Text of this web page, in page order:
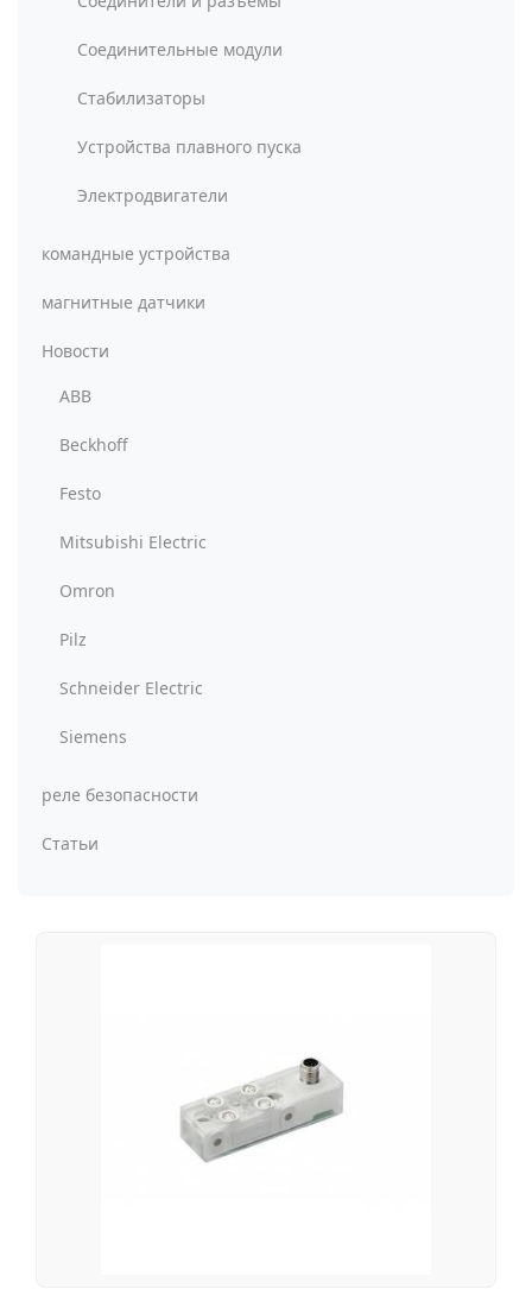
Соединительные модули
Стабилизаторы
Устройства плавного пуска
Электродвигатели
командные устройства
магнитные датчики
Новости
ABB
Beckhoff
Festo
Mitsubishi Electric
Omron
Pilz
Schneider Electric
Siemens
реле безопасности
Статьи